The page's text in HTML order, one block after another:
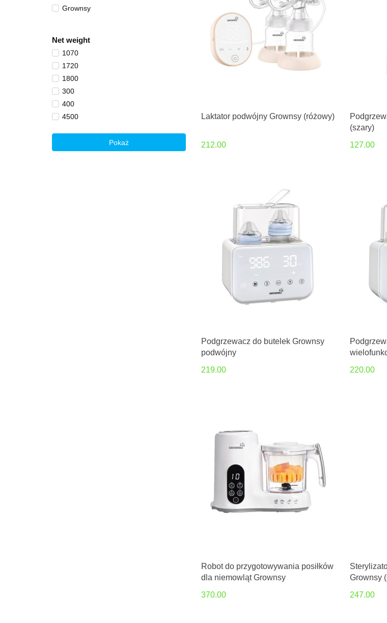
Grownsy
Net weight
1070
1720
1800
300
400
4500
Pokaż
Laktator podwójny Grownsy (różowy)
212.00
(szary)
127.00
Podgrzewacz do butelek Grownsy
podwójny
219.00
220.00
Robot do przygotowywania posiłków
dla niemowląt Grownsy
370.00
Grownsy
247.00